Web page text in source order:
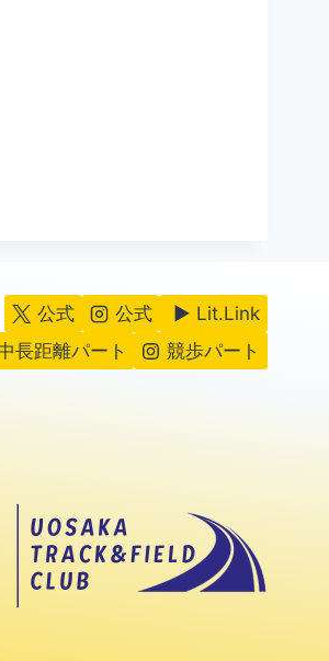
公式 公式
▶ Lit.Link
長距離パート
競歩パート